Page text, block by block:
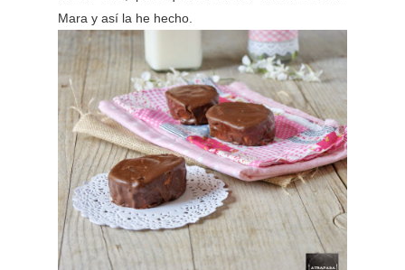
Mara y así la he hecho.